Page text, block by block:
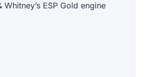
ESP Gold engine